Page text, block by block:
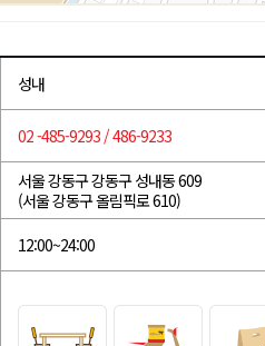
성내
02 -485-9293 / 486-9233
서울 강동구 강동구 성내동 609
(서울 강동구 올림픽로 610)
12:00~24:00